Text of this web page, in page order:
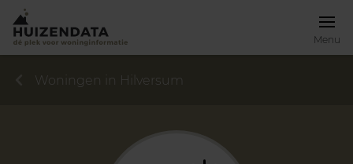
Menu
Woningen in Hilversum